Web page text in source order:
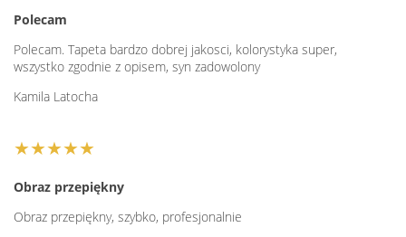
Polecam
Polecam. Tapeta bardzo dobrej jakosci, kolorystyka super,
wszystko zgodnie z opisem, syn zadowolony
Kamila Latocha
★★★★★
Obraz przepiękny
Obraz przepiękny, szybko, profesjonalnie